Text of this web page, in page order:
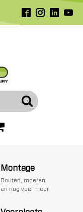
Montage
Bouten, moeren
en nog veel meer